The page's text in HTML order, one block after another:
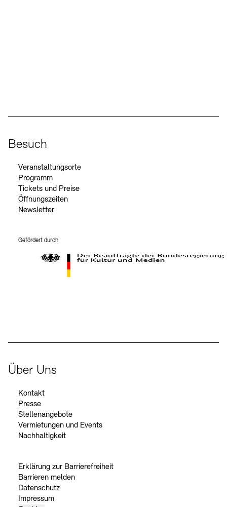
Besuch
Veranstaltungsorte
Programm
Tickets und Preise
Öffnungszeiten
Newsletter
Gefördert durch
Über Uns
Kontakt
Presse
Stellenangebote
Vermietungen und Events
Nachhaltigkeit
Erklärung zur Barrierefreiheit
Barrieren melden
Datenschutz
Impressum